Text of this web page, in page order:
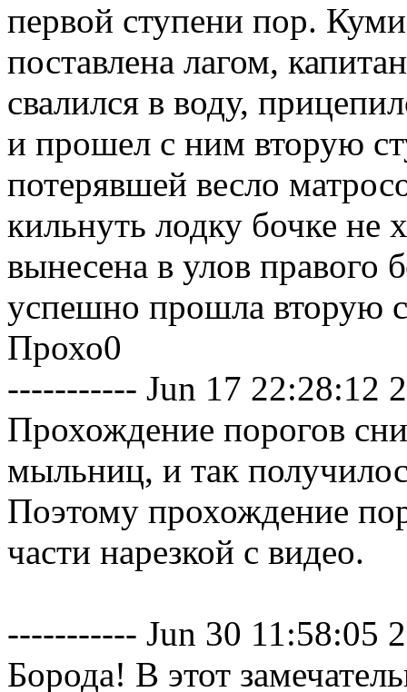
первой ступени пор.
поставлена лагом,
свалился в воду,
и прошел с ним вторую
потерявшей весло
кильнуть лодку бочке
вынесена в улов
успешно прошла вторую
Прохо0
----------- Jun 17 22:28:12
Прохождение порогов
мыльниц, и так
Поэтому прохождение
части нарезкой с видео.
----------- Jun 30 11:58:05
Борода! В этот